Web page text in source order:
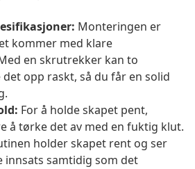
Monteringen er
kommer med klare
en skrutrekker kan to
opp raskt, så du får en solid
For å holde skapet pent,
å tørke det av med en fuktig klut.
holder skapet rent og ser
innsats samtidig som det